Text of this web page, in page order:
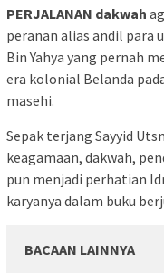
PERJALANAN dakwah
peranan alias andil para
Bin Yahya yang pernah
era kolonial Belanda
masehi.
Sepak terjang Sayyid
keagamaan, dakwah,
pun menjadi perhatian
karyanya dalam buku
BACAAN LAINNYA